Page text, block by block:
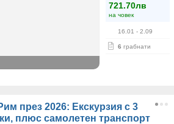
721.70лв
на човек
16.01 - 2.09
6 грабнати
през 2026: Екскурзия с 3
плюс самолетен транспорт